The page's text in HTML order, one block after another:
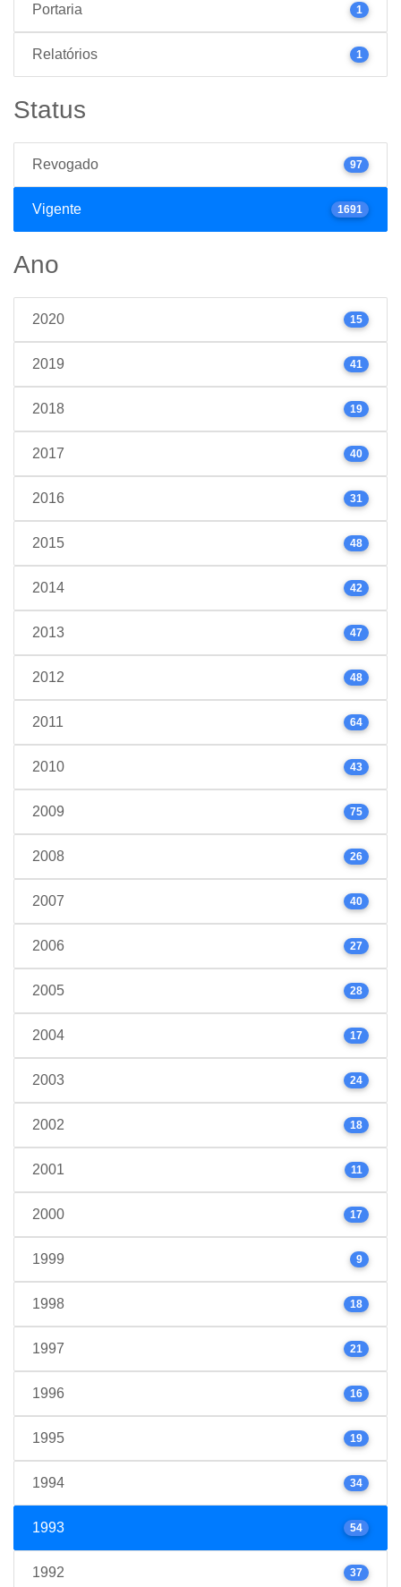
Portaria 1
Relatórios 1
Status
Revogado 97
Vigente 1691
Ano
2020 15
2019 41
2018 19
2017 40
2016 31
2015 48
2014 42
2013 47
2012 48
2011 64
2010 43
2009 75
2008 26
2007 40
2006 27
2005 28
2004 17
2003 24
2002 18
2001 11
2000 17
1999 9
1998 18
1997 21
1996 16
1995 19
1994 34
1993 54
1992 37